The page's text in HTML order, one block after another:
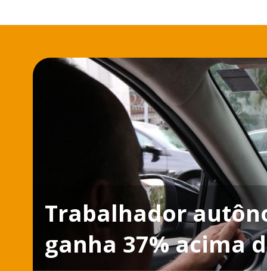
Trabalhador
ganha 37% acima